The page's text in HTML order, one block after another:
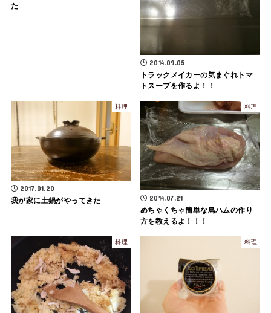
た
2014.09.05
トラックメイカーの気まぐれトマ
トスープを作るよ！！
料理
2017.01.20
我が家に土鍋がやってきた
料理
2014.07.21
めちゃくちゃ簡単な鳥ハムの作り
方を教えるよ！！！
料理 料理